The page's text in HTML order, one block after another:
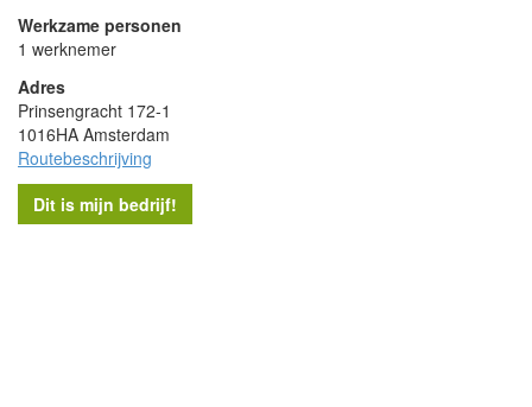
Werkzame personen
1 werknemer
Adres
Prinsengracht 172-1
1016HA Amsterdam
Routebeschrijving